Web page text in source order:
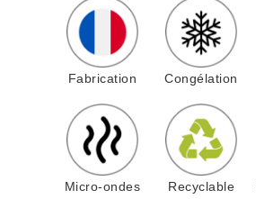
Fabrication Congélation
Micro-ondes Recyclable